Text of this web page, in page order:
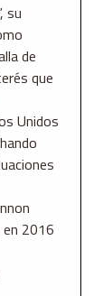
su
de
que
Unidos
2016